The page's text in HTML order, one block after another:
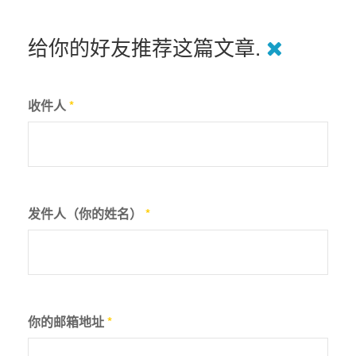
给你的好友推荐这篇文章.
收件人*
发件人（你的姓名） *
你的邮箱地址*